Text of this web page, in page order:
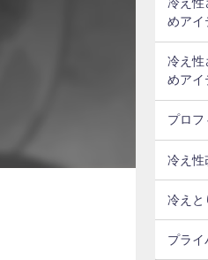
冷え性
めアイ
冷え性
めアイ
プロフ
冷え性
冷えと
プライ